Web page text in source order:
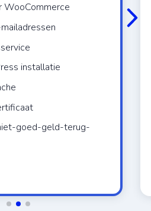
WooCommerce
installatie
goed-geld-terug-